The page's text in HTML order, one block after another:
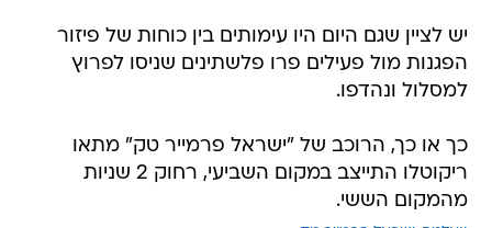
יש לציין שגם היום היו עימותים בין כוחות של פיזור
הפגנות מול פעילים פרו פלשתינים שניסו לפרוץ
למסלול ונהדפו.
כך או כך, הרוכב של "ישראל פרמייר טק" מתאו
ריקוטלו התייצב במקום השביעי, רחוק 2 שניות
מהמקום הששי.